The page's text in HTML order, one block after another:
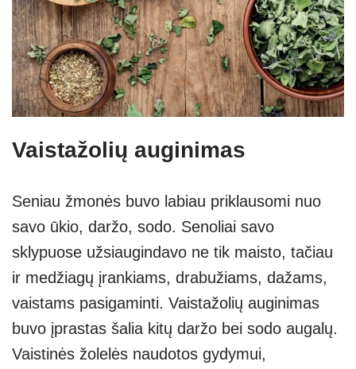
Vaistažolių auginimas
Seniau žmonės buvo labiau priklausomi nuo
savo ūkio, daržo, sodo. Senoliai savo
sklypuose užsiaugindavo ne tik maisto, tačiau
ir medžiagų įrankiams, drabužiams, dažams,
vaistams pasigaminti. Vaistažolių auginimas
buvo įprastas šalia kitų daržo bei sodo augalų.
Vaistinės žolelės naudotos gydymui,